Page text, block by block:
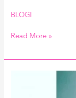
BLOGI
Read More »